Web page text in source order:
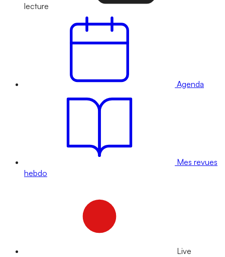
lecture
Agenda
Mes revues
hebdo
Live